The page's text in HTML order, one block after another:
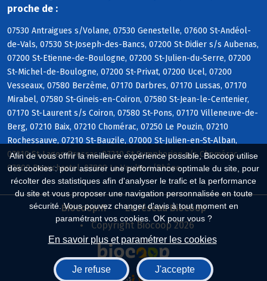
Afin de vous offrir la meilleure expérience possible, Biocoop utilise
des cookies : pour assurer une performance optimale du site, pour
récolter des statistiques afin d'analyser le trafic et la performance
du site et vous proposer une navigation personnalisée en toute
sécurité. Vous pouvez changer d'avis à tout moment en
paramétrant vos cookies. OK pour vous ?
En savoir plus et paramétrer les cookies
Je refuse J'accepte
proche de :
07530 Antraigues s/Volane, 07530 Genestelle, 07600 St-Andéol-
de-Vals, 07530 St-Joseph-des-Bancs, 07200 St-Didier s/s Aubenas,
07200 St-Etienne-de-Boulogne, 07200 St-Julien-du-Serre, 07200
St-Michel-de-Boulogne, 07200 St-Privat, 07200 Ucel, 07200
Vesseaux, 07580 Berzème, 07170 Darbres, 07170 Lussas, 07170
Mirabel, 07580 St-Gineis-en-Coiron, 07580 St-Jean-le-Centenier,
07170 St-Laurent s/s Coiron, 07580 St-Pons, 07170 Villeneuve-de-
Berg, 07210 Baix, 07210 Chomérac, 07250 Le Pouzin, 07210
Rochessauve, 07210 St-Bauzile, 07000 St-Julien-en-St-Alban,
07210 St-Lager-Bressac, 07210 St-Symphorien s/s Chomérac,
07800 Beauchastel, 07800 La Voulte s/Rhône
Biocoop.fr
Le réseau Biocoop
Copyright Biocoop 2026